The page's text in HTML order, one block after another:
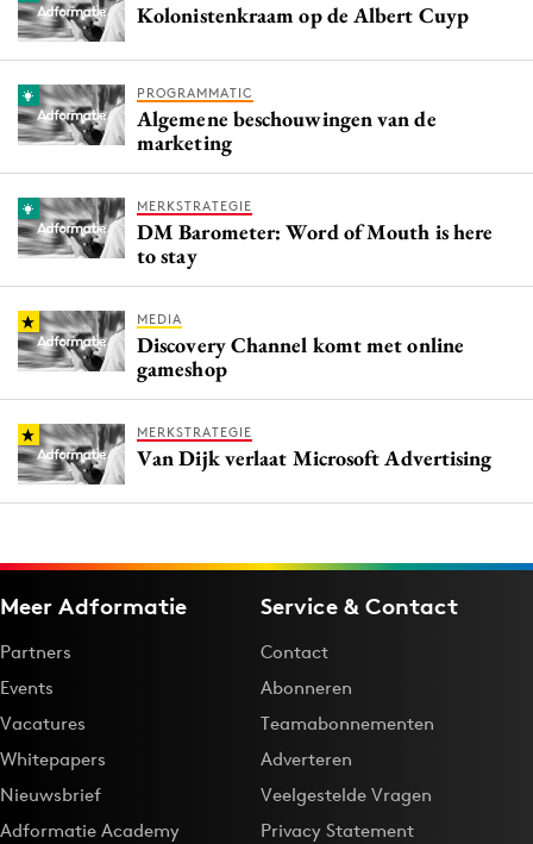
Kolonistenkraam op de Albert Cuyp
PROGRAMMATIC
Algemene beschouwingen van de
marketing
MERKSTRATEGIE
DM Barometer: Word of Mouth is here
to stay
MEDIA
Discovery Channel komt met online
gameshop
MERKSTRATEGIE
Van Dijk verlaat Microsoft Advertising
Meer Adformatie
Partners
Events
Vacatures
Whitepapers
Nieuwsbrief
Adformatie Academy
Service & Contact
Contact
Abonneren
Teamabonnementen
Adverteren
Veelgestelde Vragen
Privacy Statement